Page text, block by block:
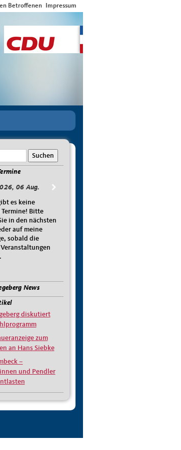
Betroffenen Impressum
06 Aug.
es keine
Bitte
in den nächsten
auf meine
sobald die
News
diskutiert
zum
an Hans Siebke
–
und Pendler